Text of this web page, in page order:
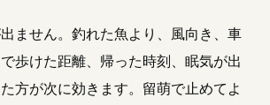
ません。釣れた魚より、風向き、車
歩けた距離、帰った時刻、眠気が出
方が次に効きます。留萌で止めてよ